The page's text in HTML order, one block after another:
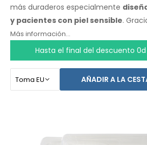
más duraderos especialmente
y pacientes con piel sensible.
revolucionaria tecnogología, puede
de forma rápida y por un largo
diseñado para el tratamiento de los
manos sin ayuda de otras personas
Más información...
Hasta el final del descuento 0d
AÑADIR A LA